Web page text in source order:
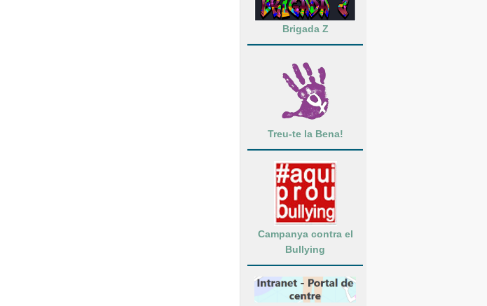
Brigada Z
Treu-te la Bena!
Campanya contra el
Bullying